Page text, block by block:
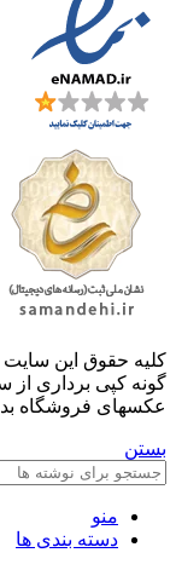
کليه حقوق اين
گونه کپی برداری از
عکسهای فروشگاه
بستن
منو
دسته بندی ها